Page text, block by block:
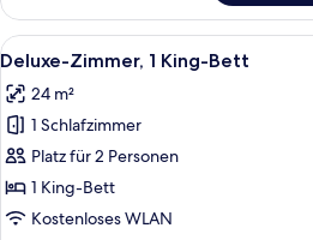
Suite,
1 King-
Bett
Alle
Fotos
für
Deluxe-
Zimmer,
1 King-
Bett
Ein
5
Deluxe-Zimmer, 1 King-Bett
24 m²
1 Schlafzimmer
Platz für 2 Personen
1 King-Bett
Kostenloses WLAN